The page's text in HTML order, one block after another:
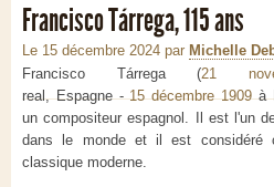
Francisco Tárrega, 115 ans
Le 15 décembre 2024 par Michelle
Francisco Tárrega (21
real, Espagne -15 décembre 1909à
un compositeur espagnol. Il est l'un
dans le monde et il est considéré
classique moderne.